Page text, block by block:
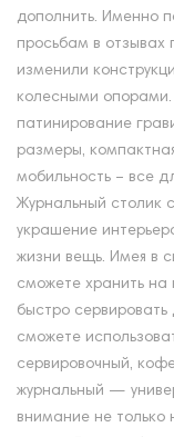
дополнить. Именно
просьбам в отзывах
изменили
колесными опорами.
патинирование
размеры,
мобильность – все
Журнальный столик
украшение
жизни вещь. Имея в
сможете хранить на
быстро
сможете
сервировочный,
журнальный —
внимание не